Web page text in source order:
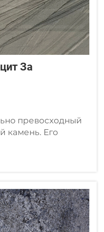
За
превосходный
камень. Его
изготовления
и в
так и в
огромному
и узоров, поэтому
в
Однако сколько